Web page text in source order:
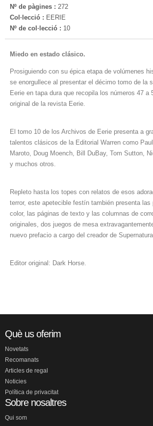
Nº de pàgines : 272
Col·lecció : EERIE
Nº de col·lecció : 10
Miedo en estado clásico.
Prosiguiendo con su épica etapa de volúmenes
se enorgullece al presentar el décimo tomo de la
Eerie en tapa dura que recopila los números 47 a
original de la revista Eerie.
El tomo 10 de los Archivos de Eerie presenta a
talentos clásicos de la Editorial Warren como
Maroto, Doug Moench, Bill DuBay, Tom Sutton,
y muchos otros.
Repleto hasta los topes con relatos de esos
terror, este apetecible festín también presenta las
color, las páginas de texto y las columnas de
originales, dos juegos de mesa
nuevo prefacio a cargo del creador de
Editor original: Dark Horse.
Què us oferim
Novetats
Recomanats
Articles de regal
Noticies
Política de privacitat
Sobre nosaltres
Qui som